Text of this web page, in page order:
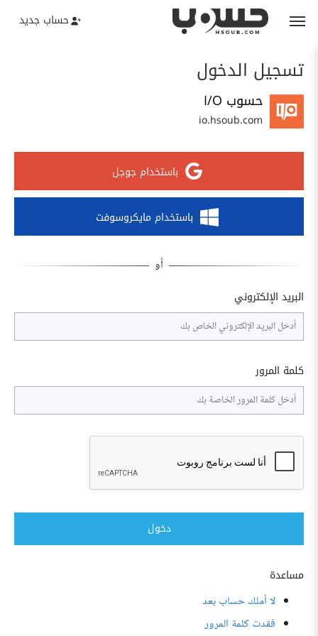
حساب جديد
تسجيل الدخول
حسوب I/O
io.hsoub.com
باستخدام جوجل
باستخدام مايكروسوفت
البريد الإلكتروني
كلمة المرور
دخول
مساعدة
لا أملك حساب بعد
فقدت كلمة المرور